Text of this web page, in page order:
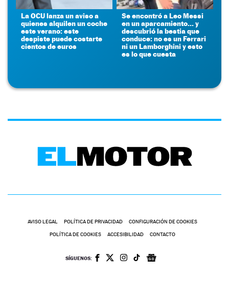
La OCU lanza un aviso a
quienes alquilen un coche
este verano: este
despiste puede costarte
cientos de euros
Se encontró a Leo Messi
en un aparcamiento... y
descubrió la bestia que
conduce: no es un Ferrari
ni un Lamborghini y esto
es lo que cuesta
AVISO LEGAL POLÍTICA DE PRIVACIDAD CONFIGURACIÓN DE COOKIES
POLÍTICA DE COOKIES ACCESIBILIDAD CONTACTO
SÍGUENOS: